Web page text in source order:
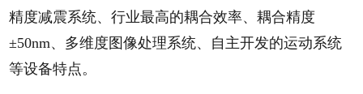
精度减震系统、行业最高的耦合效率、耦合精度
±50nm、多维度图像处理系统、自主开发的运动系统
等设备特点。